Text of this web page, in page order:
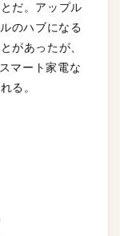
だ。アップル
のハブになる
があったが、
マート家電な
る。